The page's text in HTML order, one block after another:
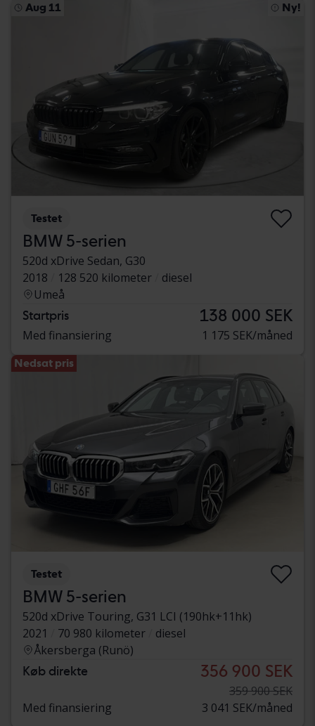
Aug 11 Ny!
Testet
BMW 5-serien
520d xDrive Sedan, G30
2018
128 520 kilometer
diesel
Umeå
Startpris 138 000 SEK
Med finansiering 1 175 SEK/måned
Nedsat pris
Testet
BMW 5-serien
520d xDrive Touring, G31 LCI (190hk+11hk)
2021
70 980 kilometer
diesel
Åkersberga (Runö)
Køb direkte 356 900 SEK
359 900 SEK
Med finansiering
3 041 SEK/måned